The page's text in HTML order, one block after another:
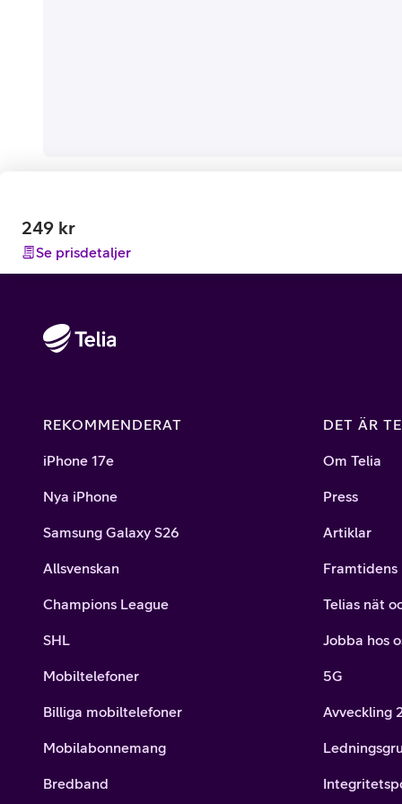
249 kr
Se prisdetaljer
REKOMMENDERAT
iPhone 17e
Nya iPhone
Samsung Galaxy S26
Allsvenskan
Champions League
SHL
Mobiltelefoner
Billiga mobiltelefoner
Mobilabonnemang
Bredband
DET ÄR
Om Telia
Press
Artiklar
Framtidens
Telias nät
Jobba hos
5G
Avveckling